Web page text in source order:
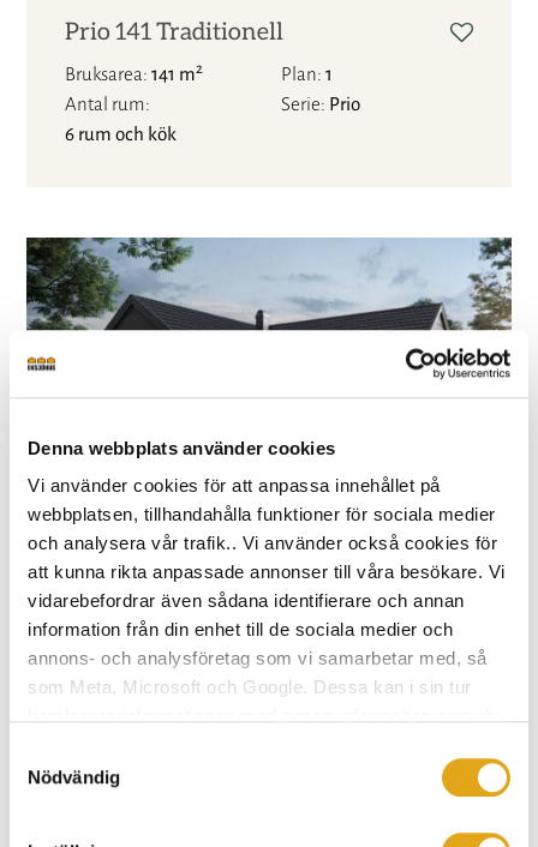
Denna webbplats använder cookies
Vi använder cookies för att anpassa innehållet på
webbplatsen, tillhandahålla funktioner för sociala medier
och analysera vår trafik.. Vi använder också cookies för
att kunna rikta anpassade annonser till våra besökare. Vi
vidarebefordrar även sådana identifierare och annan
information från din enhet till de sociala medier och
annons- och analysföretag som vi samarbetar med, så
som Meta, Microsoft och Google. Dessa kan i sin tur
använt deras tjänster.
Nödvändig
Prio 141 Traditionell
Bruksarea 141 m2 Plan 1
Antal rum
6 rum och kök
Serie Prio
Prio 141 Industriell
Bruksarea 141 m2 Plan 1
Antal rum
6 rum och kök
Serie Prio